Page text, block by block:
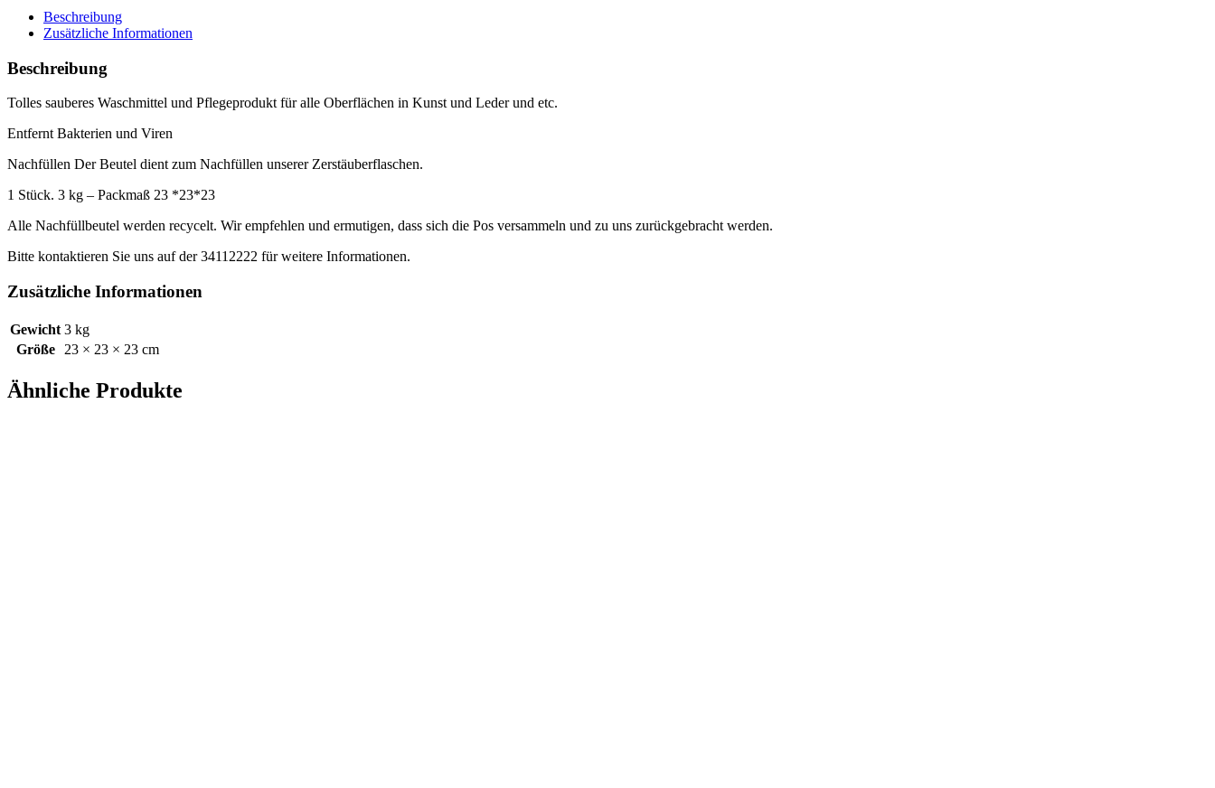
NACHFÜLLPOSE
–
kr.
+
Mütter
DKK210,00
Menge
Beschreibung
Zusätzliche Informationen
Beschreibung
Tolles sauberes Waschmittel und Pflegeprodukt für alle Oberflächen in Kunst und Leder und etc.
Entfernt Bakterien und Viren
Nachfüllen Der Beutel dient zum Nachfüllen unserer Zerstäuberflaschen.
1 Stück. 3 kg – Packmaß 23 *23*23
Alle Nachfüllbeutel werden recycelt. Wir empfehlen und ermutigen, dass sich die Pos versammeln und zu uns zurückgebracht werden.
Bitte kontaktieren Sie uns auf der 34112222 für weitere Informationen.
Zusätzliche Informationen
Gewicht 3 kg
Größe
23 × 23 × 23 cm
Ähnliche Produkte